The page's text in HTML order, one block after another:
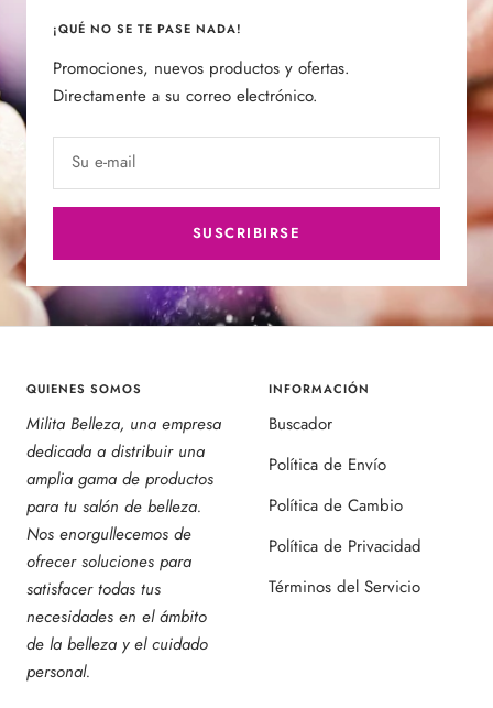
¡QUÉ NO SE TE PASE NADA!
Promociones, nuevos productos y ofertas.
Directamente a su correo electrónico.
Su e-mail
SUSCRIBIRSE
QUIENES SOMOS
Milita Belleza, una empresa
dedicada a distribuir una
amplia gama de productos
para tu salón de belleza.
Nos enorgullecemos de
ofrecer soluciones para
satisfacer todas tus
necesidades en el ámbito
de la belleza y el cuidado
personal.
INFORMACIÓN
Buscador
Política de Envío
Política de Cambio
Política de Privacidad
Términos del Servicio